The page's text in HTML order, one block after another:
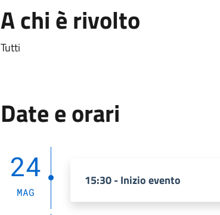
A chi è rivolto
Tutti
Date e orari
24
MAG
15:30 - Inizio evento